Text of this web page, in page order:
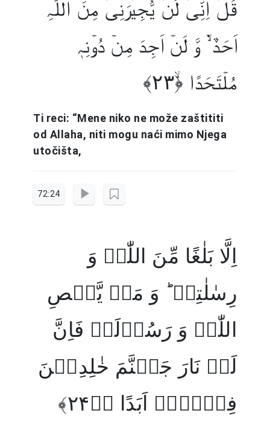
قُلۡ اِنِّیۡ لَنۡ یُّجِیۡرَنِیۡ مِنَ اللّٰہِ
اَحَدٌ ۬ۙ وَّ لَنۡ اَجِدَ مِنۡ دُوۡنِہٖ
مُلۡتَحَدًا ﴿ۙ۲۳﴾
Ti reci: “Mene niko ne može zaštititi
od Allaha, niti mogu naći mimo Njega
utočišta,
72:24
اِلَّا بَلٰغًا مِّنَ اللّٰہِ وَ
رِسٰلٰتِہٖ ؕ وَ مَنۡ یَّعۡصِ
اللّٰہَ وَ رَسُوۡلَہٗ فَاِنَّ
لَہٗ نَارَ جَہَنَّمَ خٰلِدِیۡنَ
فِیۡہَاۤ اَبَدًا ﴿ؕ۲۴﴾